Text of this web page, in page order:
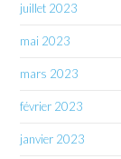
juillet 2023
mai 2023
mars 2023
février 2023
janvier 2023